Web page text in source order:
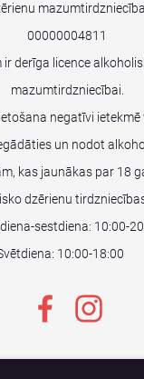
00000004811
ir derīga licence
mazumtirdzniecībai.
negatīvi ietekmē
un nodot
kas jaunākas par 18
dzērienu
sestdiena: 10:00-
10:00-18:00